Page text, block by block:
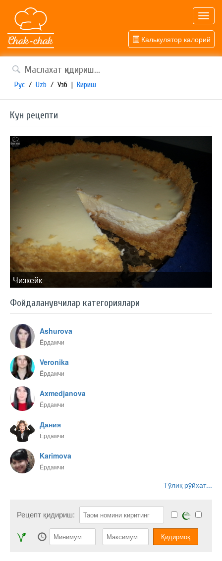
Калькулятор калорий
Рус / Uzb / Узб | Кириш
Кун рецепти
Чизкейк
Фойдаланувчилар категориялари
Ashurova
Ёрдамчи
Veronika
Ёрдамчи
Axmedjanova
Ёрдамчи
Дания
Ёрдамчи
Karimova
Ёрдамчи
Тўлиқ рўйхат...
Рецепт қидириш: